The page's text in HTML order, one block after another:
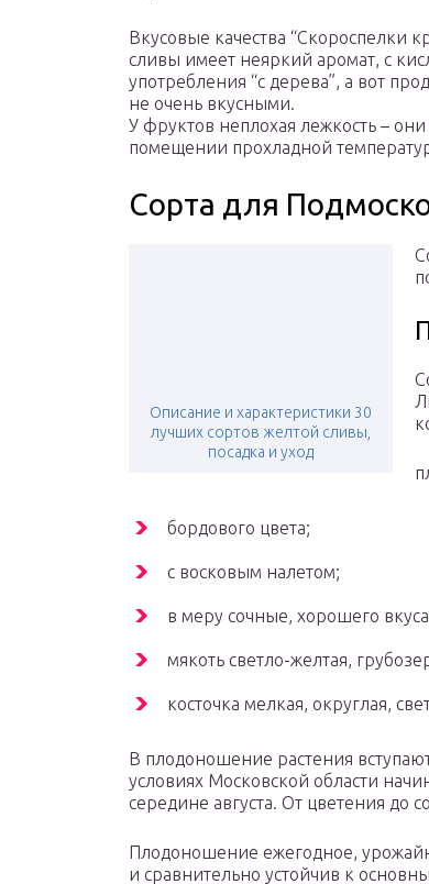
Вкусовые качества “Скороспелки
сливы имеет неяркий аромат, с
употребления “с дерева”, а вот
не очень вкусными.
У фруктов неплохая лежкость –
помещении прохладной
Сорта для
Описание и характеристики 30
лучших сортов желтой сливы,
посадка и уход
бордового цвета;
с воско­вым налетом;
в меру сочные, хорошего
мякоть светло-желтая,
косточка мелкая, округлая,
В плодоношение растения
условиях Московской области
середине августа. От цветения до
Плодоношение ежегодное,
и сравнительно устойчив к